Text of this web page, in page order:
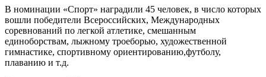
В номинации «Спорт» наградили 45 человек, в число которых
вошли победители Всероссийских, Международных
соревнований по легкой атлетике, смешанным
единоборствам, лыжному троеборью, художественной
гимнастике, спортивному ориентированию,футболу,
плаванию и т.д.